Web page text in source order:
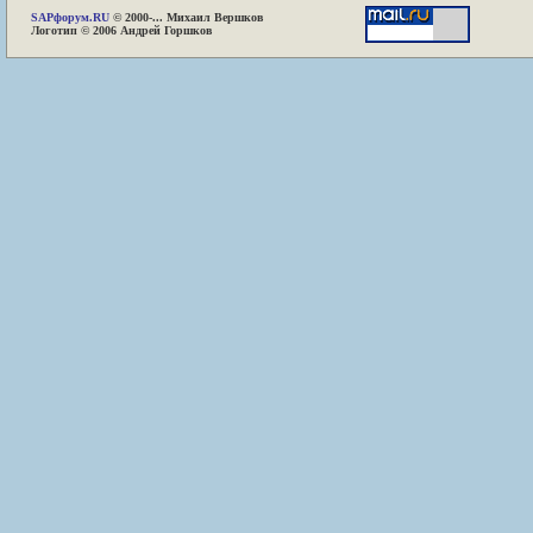
SAPфорум.RU © 2000-... Михаил Вершков
Логотип © 2006 Андрей Горшков